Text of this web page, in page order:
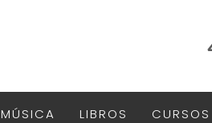
MÚSICA LIBROS CURSOS